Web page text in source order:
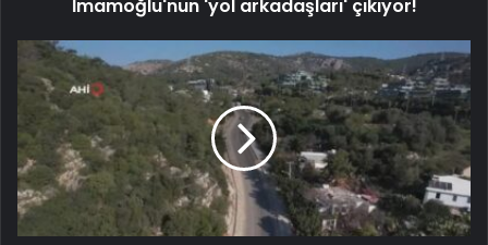
İmamoğlu'nun 'yol arkadaşları' çıkıyor!